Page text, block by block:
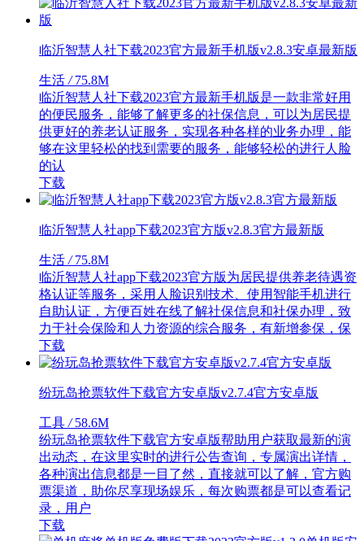
临沂智慧人社下载2023官方最新手机版v2.8.3安卓最新版
生活 /75.8M
临沂智慧人社下载2023官方最新手机版是一款非常好用
的便民服务，能够了解更多的社保信息，可以为居民提
供更好的养老认证服务，实现各种各样的业务办理，能
够在这里轻松的找到需要的服务，能够轻松的进行人脸
的认
下载
临沂智慧人社app下载2023官方版v2.8.3官方最新版
生活 /75.8M
临沂智慧人社app下载2023官方版为居民提供养老待遇资
格认证等服务，采用人脸识别技术、使用智能手机进行
自助认证，方便百姓在线了解社保信息和社保办理，致
力于社会保险和人力资源的综合服务，有新增参保，保
下载
纷玩岛抢票软件下载官方安卓版v2.7.4官方安卓版
工具 /58.6M
纷玩岛抢票软件下载官方安卓版帮助用户获取最新的演
出动态，在这里实时的进行公告查询，专属演出详情，
各种演出信息都是一目了然，直接就可以了解，官方购
票渠道，助你尽享现场娱乐，每次购票都是可以查看记
录，用户
下载